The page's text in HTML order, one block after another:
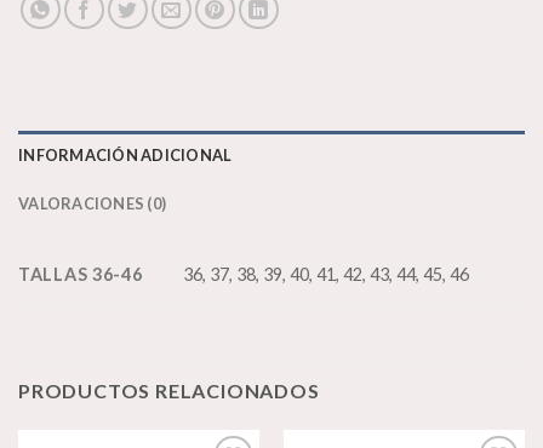
INFORMACIÓN ADICIONAL
VALORACIONES (0)
TALLAS 36-46 36, 37, 38, 39, 40, 41, 42, 43, 44, 45, 46
PRODUCTOS RELACIONADOS